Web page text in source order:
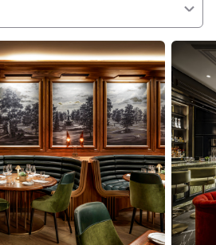
세부 정